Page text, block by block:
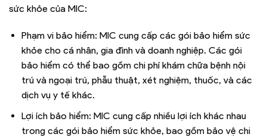
sức khỏe của MIC:
Phạm vi bảo hiểm: MIC cung cấp các gói bảo hiểm sức
khỏe cho cá nhân, gia đình và doanh nghiệp. Các gói
bảo hiểm có thể bao gồm chi phí khám chữa bệnh nội
trú và ngoại trú, phẫu thuật, xét nghiệm, thuốc, và các
dịch vụ y tế khác.
Lợi ích bảo hiểm: MIC cung cấp nhiều lợi ích khác nhau
trong các gói bảo hiểm sức khỏe, bao gồm bảo vệ chi